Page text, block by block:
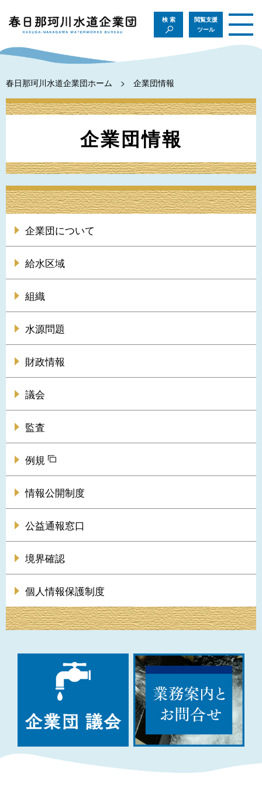
検索
閲覧支援
ツール
春日那珂川水道企業団ホーム 企業団情報
企業団情報
企業団について
給水区域
組織
水源問題
財政情報
議会
監査
例規
情報公開制度
公益通報窓口
境界確認
個人情報保護制度